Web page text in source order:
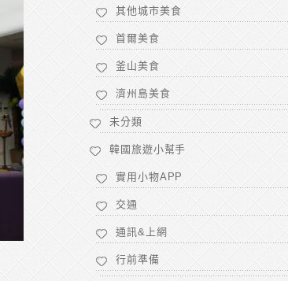
其他城市美食
首爾美食
釜山美食
濟州島美食
未分類
韓國旅遊小幫手
實用小物APP
交通
通訊&上網
行前準備